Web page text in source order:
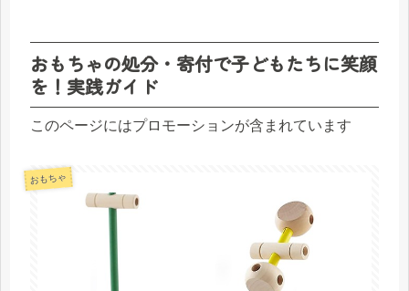
おもちゃの処分・寄付で子どもたちに笑顔
を！実践ガイド
このページにはプロモーションが含まれています
おもちゃ